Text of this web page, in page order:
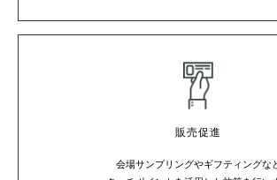
販売促進
会場サンプリングやギフティングな